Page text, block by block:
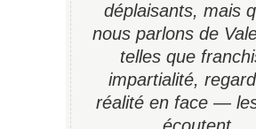
déplaisants, mais
nous parlons de
telles que
impartialité,
réalité en face —